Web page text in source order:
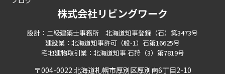
株式会社リビングワーク
設計：二級建築士事務所 北海道知事登録（石）第3473号
建設業：北海道知事許可（般-1）石第16625号
宅地建物取引業：北海道知事 石狩（3）第7819号
〒004-0022 北海道札幌市厚別区厚別南6丁目2-10